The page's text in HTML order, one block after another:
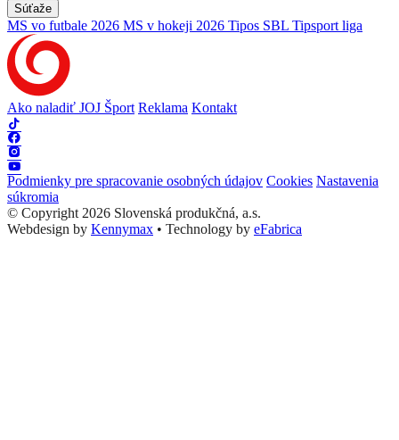
Súťaže
MS vo futbale 2026 MS v hokeji 2026 Tipos SBL Tipsport liga
Ako naladiť JOJ Šport Reklama Kontakt
Podmienky pre spracovanie osobných údajov Cookies Nastavenia
súkromia
© Copyright 2026 Slovenská produkčná, a.s.
Webdesign by Kennymax • Technology by eFabrica